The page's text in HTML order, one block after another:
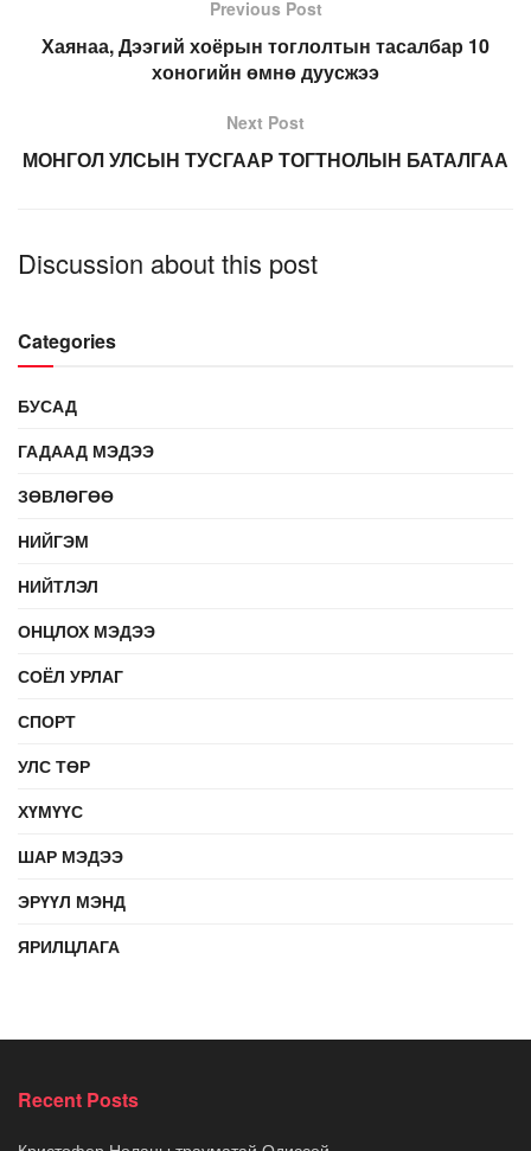
Previous Post
Хаянаа, Дээгий хоёрын тоглолтын тасалбар 10
хоногийн өмнө дуусжээ
Next Post
МОНГОЛ УЛСЫН ТУСГААР ТОГТНОЛЫН БАТАЛГАА
Discussion about this post
Categories
БУСАД
ГАДААД МЭДЭЭ
ЗӨВЛӨГӨӨ
НИЙГЭМ
НИЙТЛЭЛ
ОНЦЛОХ МЭДЭЭ
СОЁЛ УРЛАГ
СПОРТ
УЛС ТӨР
ХҮМҮҮС
ШАР МЭДЭЭ
ЭРҮҮЛ МЭНД
ЯРИЛЦЛАГА
Recent Posts